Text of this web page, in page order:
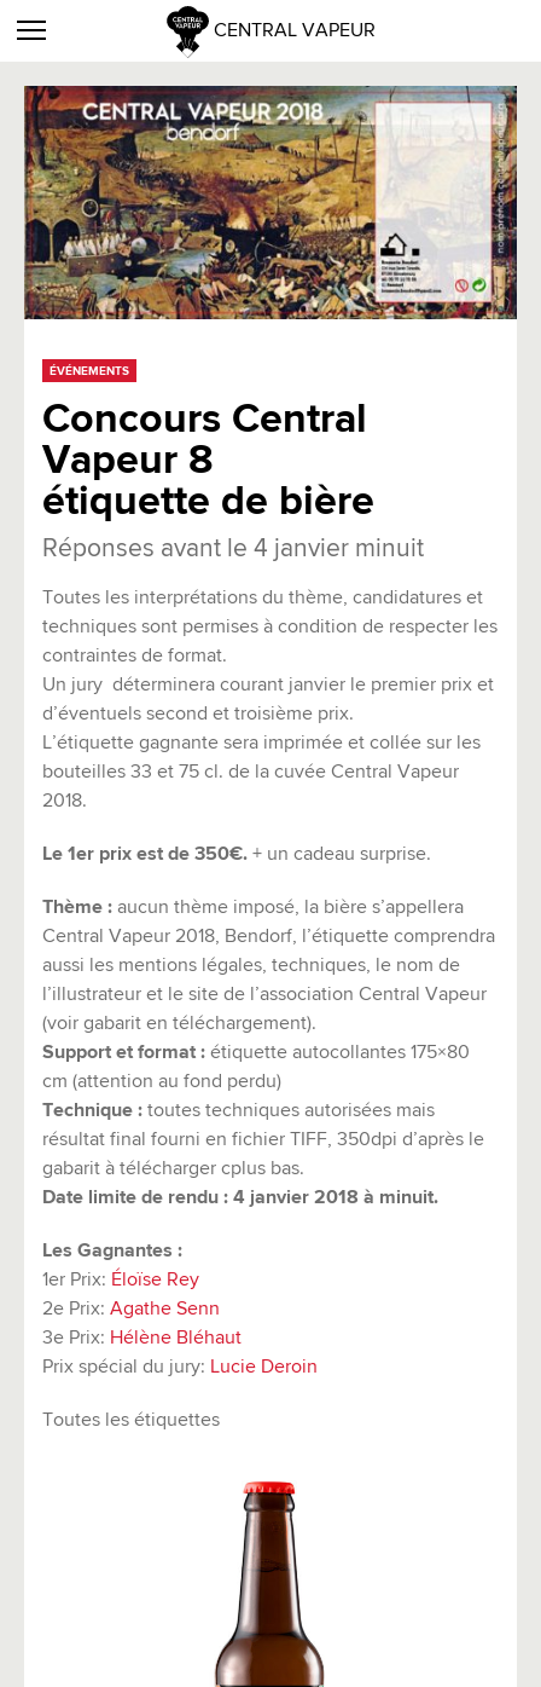
CENTRAL VAPEUR
ÉVÉNEMENTS
Concours Central
Vapeur 8
étiquette de bière
Réponses avant le 4 janvier minuit
Toutes les interprétations du thème, candidatures et
techniques sont permises à condition de respecter les
contraintes de format.
Un jury déterminera courant janvier le premier prix et
d’éventuels second et troisième prix.
L’étiquette gagnante sera imprimée et collée sur les
bouteilles 33 et 75 cl. de la cuvée Central Vapeur
2018.
Le 1er prix est de 350€. + un cadeau surprise.
Thème : aucun thème imposé, la bière s’appellera
Central Vapeur 2018, Bendorf, l’étiquette comprendra
aussi les mentions légales, techniques, le nom de
l’illustrateur et le site de l’association Central Vapeur
(voir gabarit en téléchargement).
Support et format : étiquette autocollantes 175×80
cm (attention au fond perdu)
Technique : toutes techniques autorisées mais
résultat final fourni en fichier TIFF, 350dpi d’après le
gabarit à télécharger cplus bas.
Date limite de rendu : 4 janvier 2018 à minuit.
Les Gagnantes :
1er Prix: Éloïse Rey
2e Prix: Agathe Senn
3e Prix: Hélène Bléhaut
Prix spécial du jury: Lucie Deroin
Toutes les étiquettes